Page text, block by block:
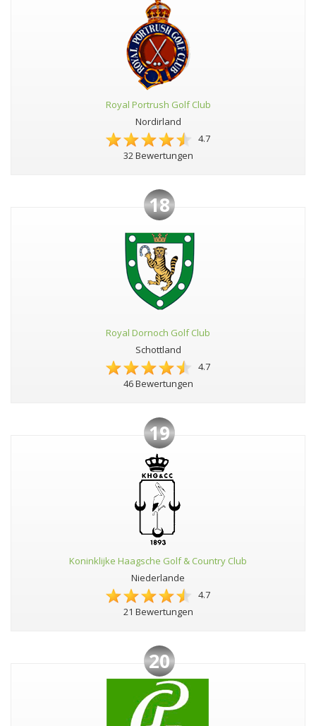
Royal Portrush Golf Club
Nordirland
4.7
32 Bewertungen
18
Royal Dornoch Golf Club
Schottland
4.7
46 Bewertungen
19
Koninklijke Haagsche Golf & Country Club
Niederlande
4.7
21 Bewertungen
20